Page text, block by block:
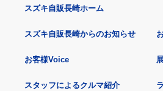
スズキ自販長崎ホーム
スズキ自販長崎からのお知らせ
お客様Voice
スタッフによるクルマ紹介